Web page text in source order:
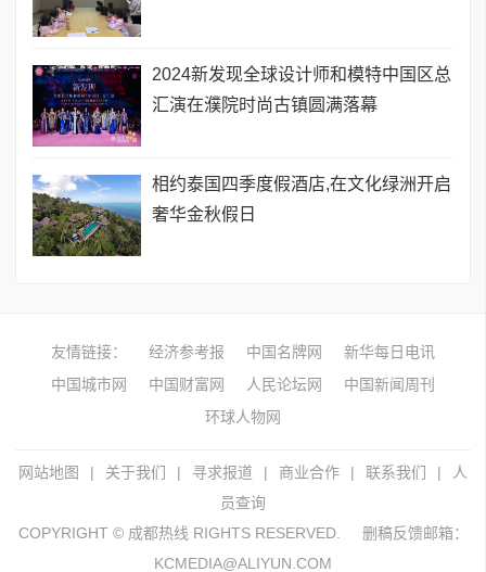
2024新发现全球设计师和模特中国区总
汇演在濮院时尚古镇圆满落幕
相约泰国四季度假酒店,在文化绿洲开启
奢华金秋假日
友情链接： 经济参考报 中国名牌网
新华每日电讯
中国城市网
中国财富网 人民论坛网
中国新闻周刊
环球人物网
网站地图 | 关于我们 | 寻求报道 | 商业合作 | 联系我们 |
人
员查询
COPYRIGHT © 成都热线 RIGHTS RESERVED.
删稿反馈邮箱：
KCMEDIA@ALIYUN.COM